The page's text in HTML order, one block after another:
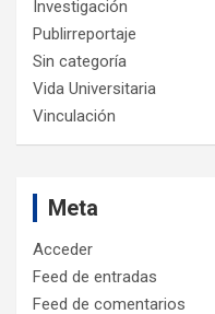
Investigación
Publirreportaje
Sin categoría
Vida Universitaria
Vinculación
Meta
Acceder
Feed de entradas
Feed de comentarios